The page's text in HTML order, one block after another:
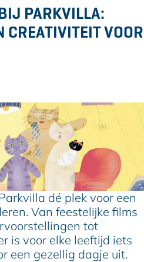
PARKVILLA:
CREATIVITEIT VOOR
dé plek voor een
Van feestelijke films
tot
is voor elke leeftijd iets
een gezellig dagje uit.